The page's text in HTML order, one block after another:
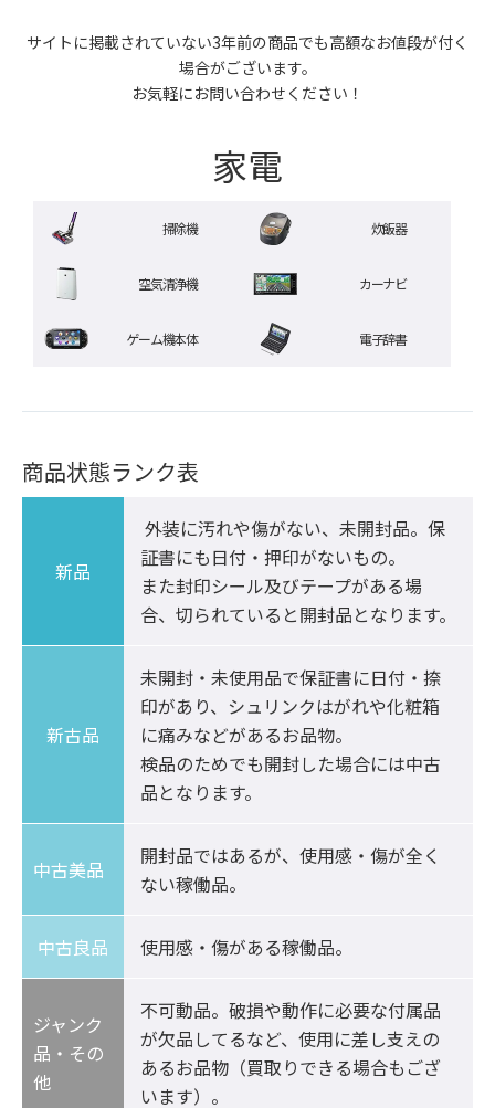
サイトに掲載されていない3年前の商品でも高額なお値段が付く
場合がございます。
お気軽にお問い合わせください！
家電
掃除機 炊飯器
空気清浄機 カーナビ
ゲーム機本体 電子辞書
商品状態ランク表
新品
証書にも日付・押印がないもの。
また封印シール及びテープがある場
合、切られていると開封品となります。
新古品
未開封・未使用品で保証書に日付・捺
印があり、シュリンクはがれや化粧箱
に痛みなどがあるお品物。
検品のためでも開封した場合には中古
品となります。
開封品ではあるが、使用感・傷が全く
ない稼働品。
中古良品 使用感・傷がある稼働品。
ジャンク
品・その
他
不可動品。破損や動作に必要な付属品
が欠品してるなど、使用に差し支えの
あるお品物（買取りできる場合もござ
います）。